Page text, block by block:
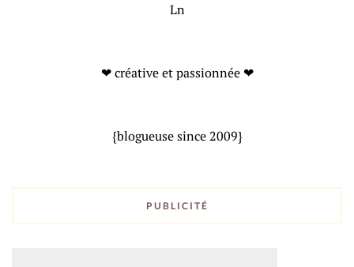
Ln
❤ créative et passionnée ❤
{blogueuse since 2009}
PUBLICITÉ